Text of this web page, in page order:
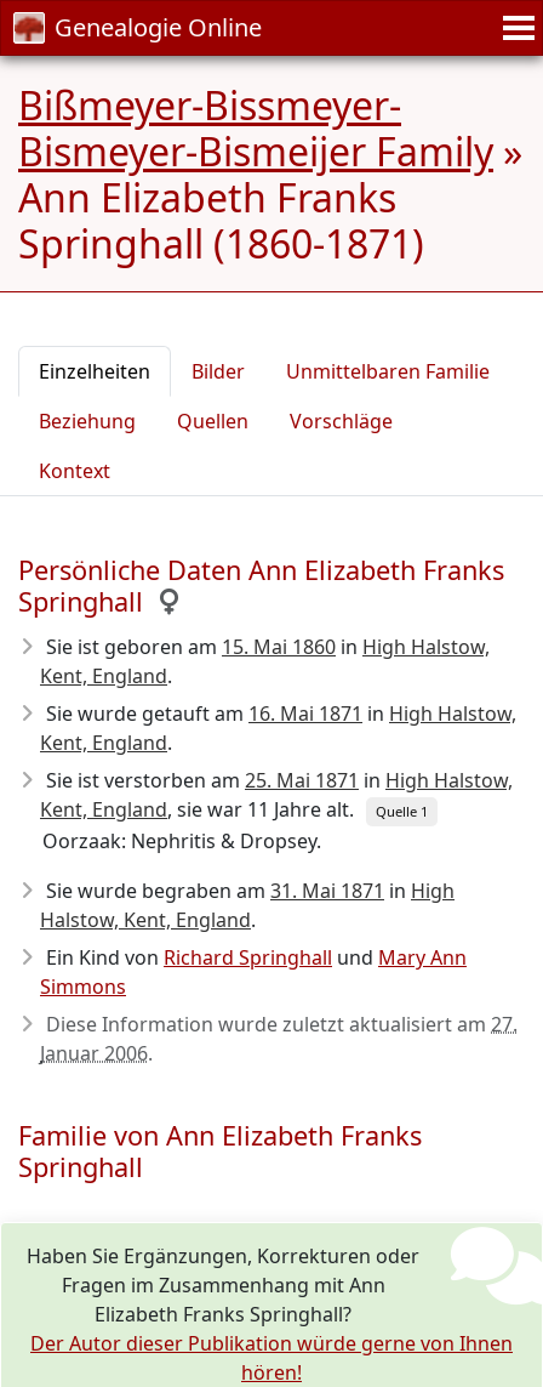
Genealogie Online
Bißmeyer-Bissmeyer-
Bismeyer-Bismeijer Family»
Ann Elizabeth Franks
Springhall (1860-1871)
Einzelheiten Bilder
Unmittelbaren Familie
Beziehung
Quellen
Vorschläge
Kontext
Persönliche Daten Ann Elizabeth Franks
Springhall
Sie ist geboren am 15. Mai 1860 in High Halstow,
Kent, England.
Sie wurde getauft am 16. Mai 1871 in High Halstow,
Kent, England.
Sie ist verstorben am 25. Mai 1871 in High Halstow,
Kent, England, sie war 11 Jahre alt. Quelle 1
Oorzaak: Nephritis & Dropsey.
Sie wurde begraben am 31. Mai 1871 in High
Halstow, Kent, England.
Ein Kind von Richard Springhall und Mary Ann
Simmons
Diese Information wurde zuletzt aktualisiert am 27.
Januar 2006.
Familie von Ann Elizabeth Franks
Springhall
Haben Sie Ergänzungen, Korrekturen oder
Fragen im Zusammenhang mit Ann
Elizabeth Franks Springhall?
Der Autor dieser Publikation würde gerne von Ihnen
hören!